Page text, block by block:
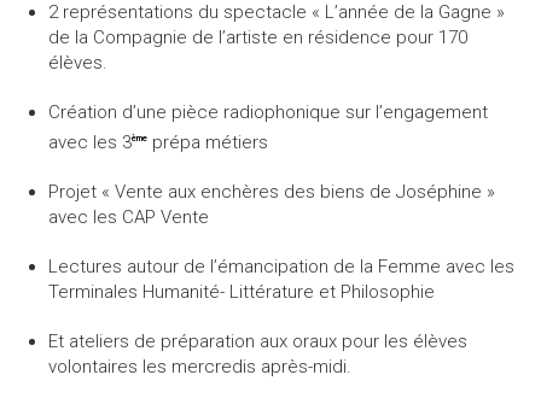
2 représentations du spectacle « L’année de la Gagne »
de la Compagnie de l’artiste en résidence pour 170
élèves.
Création d’une pièce radiophonique sur l’engagement
avec les 3ème prépa métiers
Projet « Vente aux enchères des biens de Joséphine »
avec les CAP Vente
Lectures autour de l’émancipation de la Femme avec les
Terminales Humanité- Littérature et Philosophie
Et ateliers de préparation aux oraux pour les élèves
volontaires les mercredis après-midi.